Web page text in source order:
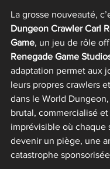
La grosse nouveauté,
Dungeon Crawler Carl
Game, un jeu de rôle
Renegade Game
adaptation permet aux
leurs propres crawlers
dans le World
brutal, commercialisé
imprévisible où chaque
devenir un piège, une
catastrophe